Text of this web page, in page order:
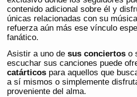
contenido adicional sobre él y
únicas relacionadas con su
refuerza aún más ese vínculo
fanático.
Asistir a uno de sus conciertos o
escuchar sus canciones puede
catárticos para aquellos que
a sí mismos o simplemente
proveniente del alma.